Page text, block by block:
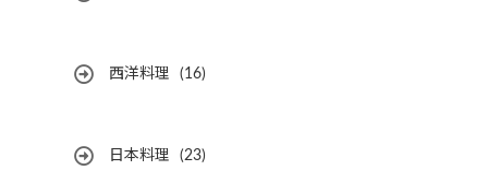
西洋料理 (16)
日本料理 (23)